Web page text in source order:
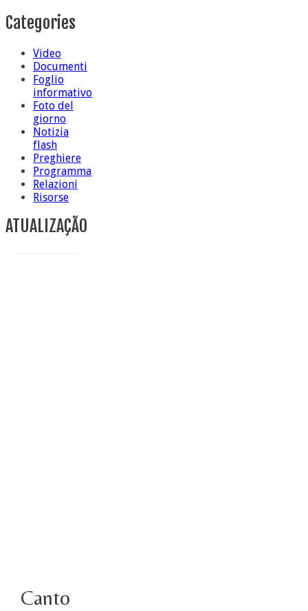
Categories
Video
Documenti
Foglio
informativo
Foto del
giorno
Notizia
flash
Preghiere
Programma
Relazioni
Risorse
ATUALIZAÇÃO
Canto